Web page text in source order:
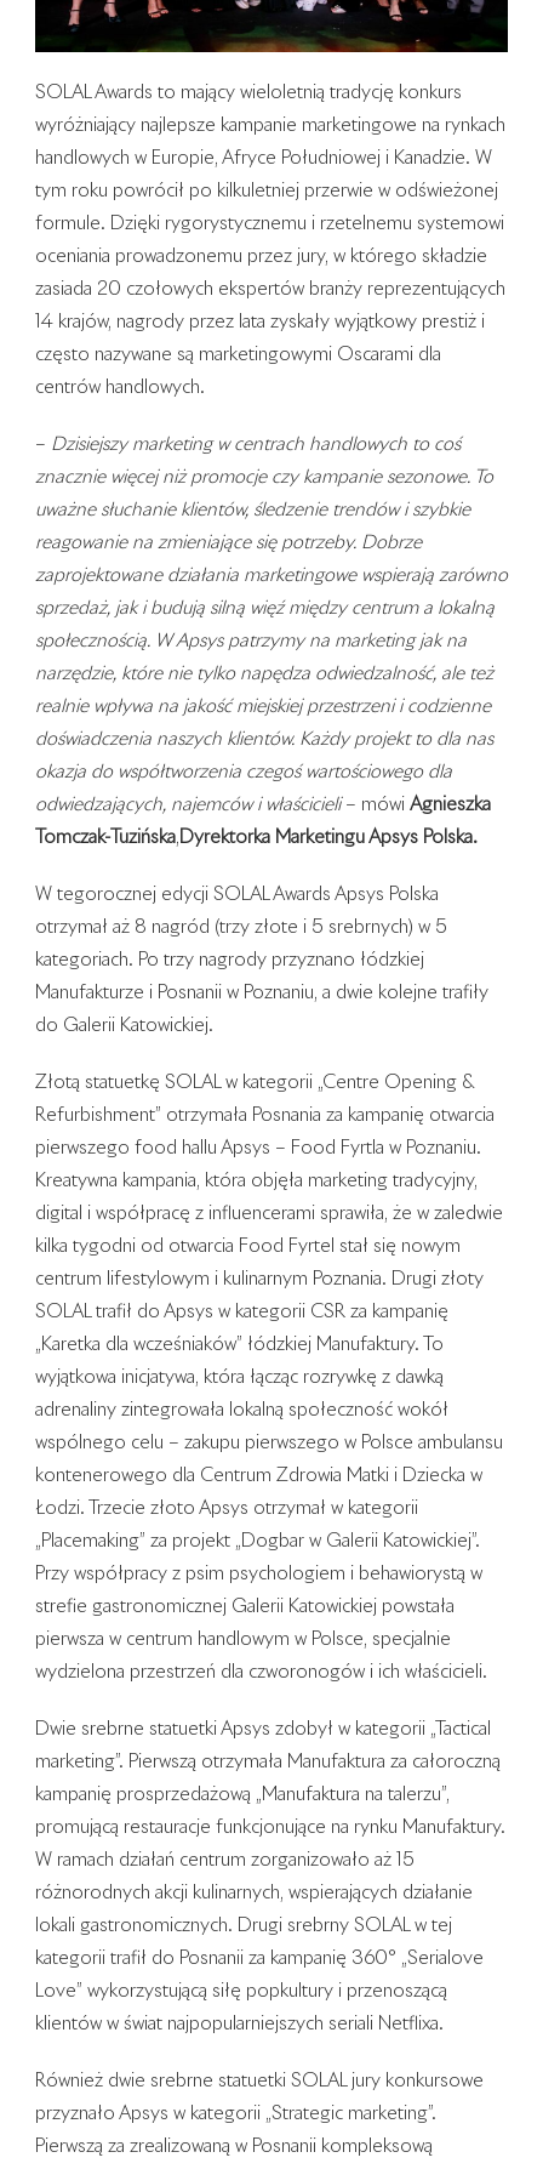
SOLAL Awards to mający wieloletnią tradycję konkurs
wyróżniający najlepsze kampanie marketingowe na rynkach
handlowych w Europie, Afryce Południowej i Kanadzie. W
tym roku powrócił po kilkuletniej przerwie w odświeżonej
formule. Dzięki rygorystycznemu i rzetelnemu systemowi
oceniania prowadzonemu przez jury, w którego składzie
zasiada 20 czołowych ekspertów branży reprezentujących
14 krajów, nagrody przez lata zyskały wyjątkowy prestiż i
często nazywane są marketingowymi Oscarami dla
centrów handlowych.
– Dzisiejszy marketing w centrach handlowych to coś
znacznie więcej niż promocje czy kampanie sezonowe. To
uważne słuchanie klientów, śledzenie trendów i szybkie
reagowanie na zmieniające się potrzeby. Dobrze
zaprojektowane działania marketingowe wspierają zarówno
sprzedaż, jak i budują silną więź między centrum a lokalną
społecznością. W Apsys patrzymy na marketing jak na
narzędzie, które nie tylko napędza odwiedzalność, ale też
realnie wpływa na jakość miejskiej przestrzeni i codzienne
doświadczenia naszych klientów. Każdy projekt to dla nas
okazja do współtworzenia czegoś wartościowego dla
odwiedzających, najemców i właścicieli– mówi Agnieszka
Tomczak-Tuzińska, Dyrektorka Marketingu Apsys Polska.
W tegorocznej edycji SOLAL Awards Apsys Polska
otrzymał aż 8 nagród (trzy złote i 5 srebrnych) w 5
kategoriach. Po trzy nagrody przyznano łódzkiej
Manufakturze i Posnanii w Poznaniu, a dwie kolejne trafiły
do Galerii Katowickiej.
Złotą statuetkę SOLAL w kategorii „Centre Opening &
Refurbishment” otrzymała Posnania za kampanię otwarcia
pierwszego food hallu Apsys – Food Fyrtla w Poznaniu.
Kreatywna kampania, która objęła marketing tradycyjny,
digital i współpracę z influencerami sprawiła, że w zaledwie
kilka tygodni od otwarcia Food Fyrtel stał się nowym
centrum lifestylowym i kulinarnym Poznania. Drugi złoty
SOLAL trafił do Apsys w kategorii CSR za kampanię
„Karetka dla wcześniaków” łódzkiej Manufaktury. To
wyjątkowa inicjatywa, która łącząc rozrywkę z dawką
adrenaliny zintegrowała lokalną społeczność wokół
wspólnego celu – zakupu pierwszego w Polsce ambulansu
kontenerowego dla Centrum Zdrowia Matki i Dziecka w
Łodzi. Trzecie złoto Apsys otrzymał w kategorii
„Placemaking” za projekt „Dogbar w Galerii Katowickiej”.
Przy współpracy z psim psychologiem i behawiorystą w
strefie gastronomicznej Galerii Katowickiej powstała
pierwsza w centrum handlowym w Polsce, specjalnie
wydzielona przestrzeń dla czworonogów i ich właścicieli.
Dwie srebrne statuetki Apsys zdobył w kategorii „Tactical
marketing”. Pierwszą otrzymała Manufaktura za całoroczną
kampanię prosprzedażową „Manufaktura na talerzu”,
promującą restauracje funkcjonujące na rynku Manufaktury.
W ramach działań centrum zorganizowało aż 15
różnorodnych akcji kulinarnych, wspierających działanie
lokali gastronomicznych. Drugi srebrny SOLAL w tej
kategorii trafił do Posnanii za kampanię 360° „Serialove
Love” wykorzystującą siłę popkultury i przenoszącą
klientów w świat najpopularniejszych seriali Netflixa.
Również dwie srebrne statuetki SOLAL jury konkursowe
przyznało Apsys w kategorii „Strategic marketing”.
Pierwszą za zrealizowaną w Posnanii kompleksową